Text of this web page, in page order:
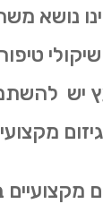
נושא
יש